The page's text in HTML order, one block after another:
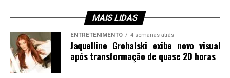
MAIS LIDAS
ENTRETENIMENTO 4 semanas atrás
Jaquelline Grohalski exibe novo visual
após transformação de quase 20 horas